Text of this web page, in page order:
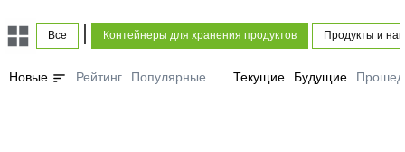
Все Контейнеры для хранения продуктов Продукты и
Новые sort Рейтинг Популярные Текущие Будущие